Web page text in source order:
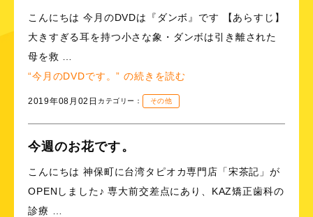
こんにちは 今月のDVDは『ダンボ』です 【あらすじ】
大きすぎる耳を持つ小さな象・ダンボは引き離された
母を救 …
“今月のDVDです。” の続きを読む
2019年08月02日 カテゴリー： その他
今週のお花です。
こんにちは 神保町に台湾タピオカ専門店「宋茶記」が
OPENしました♪ 専大前交差点にあり、KAZ矯正歯科の
診療 …